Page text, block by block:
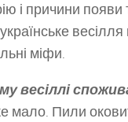
і причини появи
весілля
міфи.
весіллі
мало. Пили